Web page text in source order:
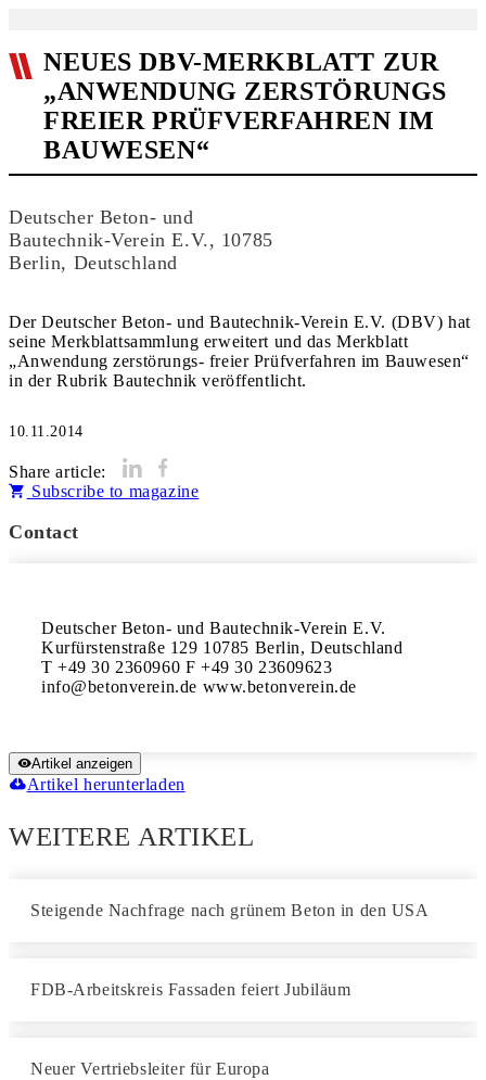
NEUES DBV-MERKBLATT ZUR
„ANWENDUNG ZERSTÖRUNGS
FREIER PRÜFVERFAHREN IM
BAUWESEN“
Deutscher Beton- und
Bautechnik-Verein E.V., 10785
Berlin, Deutschland
Der Deutscher Beton- und Bautechnik-Verein E.V. (DBV) hat
seine Merkblattsammlung erweitert und das Merkblatt
„Anwendung zerstörungs- freier Prüfverfahren im Bauwesen“
10.11.2014
Share article:
Subscribe to magazine
Contact
Deutscher Beton- und Bautechnik-Verein E.V.
Kurfürstenstraße 129 10785 Berlin, Deutschland
T +49 30 2360960 F +49 30 23609623
Artikel anzeigen
Artikel herunterladen
WEITERE ARTIKEL
Steigende Nachfrage nach grünem Beton in den USA
FDB-Arbeitskreis Fassaden feiert Jubiläum
Neuer Vertriebsleiter für Europa